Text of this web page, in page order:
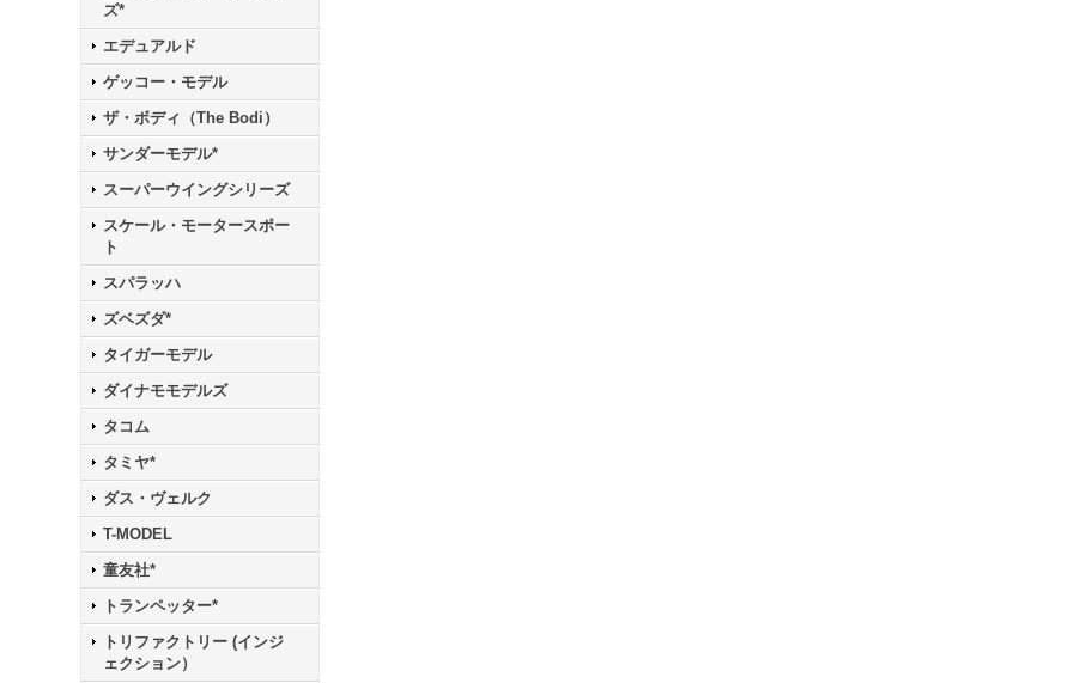
ズ*
エデュアルド
ゲッコー・モデル
ザ・ボディ（The Bodi）
サンダーモデル*
スーパーウイングシリーズ
スケール・モータースポー
ト
スパラッハ
ズベズダ*
タイガーモデル
ダイナモモデルズ
タコム
タミヤ*
ダス・ヴェルク
T-MODEL
童友社*
トランペッター*
トリファクトリー (インジ
ェクション）